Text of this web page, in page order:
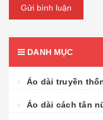
Gửi bình luận
DANH MỤC
Áo dài truyền
Áo dài cách tân